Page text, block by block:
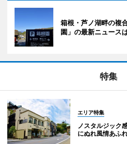
箱根・芦ノ湖畔の複
園」の最新ニュース
特集
エリア特集
ノスタルジック
にぬれ風情あふ